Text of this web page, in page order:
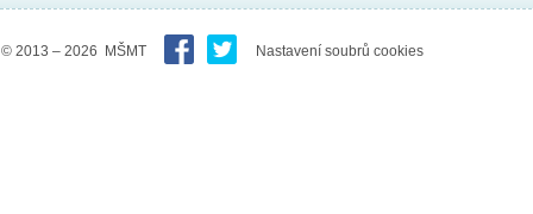
© 2013 – 2026 MŠMT Nastavení soubrů cookies